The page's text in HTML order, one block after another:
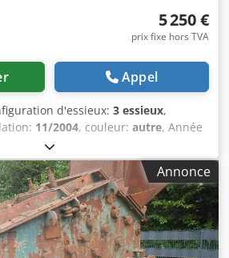
96-YL
5 250 €
prix fixe hors TVA
Appel
d'essieux: 3 essieux,
11/2004, couleur: autre, Année
, Poids à vide : 6 600 kg Dedpfx
: côté gauche, 10 mm ; côté droit,
gauche, 6 mm ; côté droit, 6 mm
10 mm ; côté droit, 10 mm
Annonce